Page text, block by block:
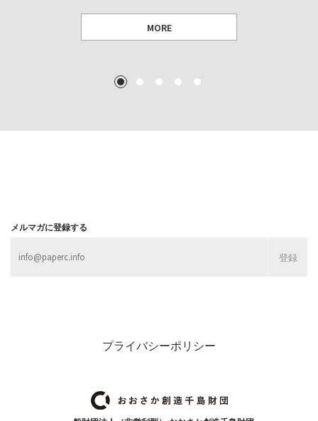
MORE
MORE
MORE
1 2 3 4 5
メルマガに登録する
プライバシーポリシー